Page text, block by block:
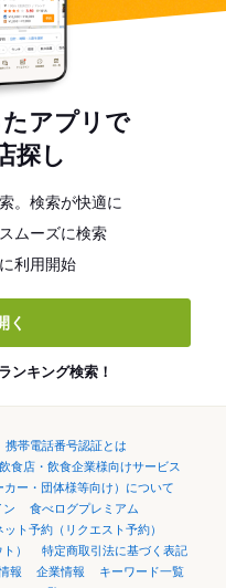
アプリで
探し
。検索が快適に
ムーズに検索
利用開始
く
ンキング検索！
携帯電話番号認証とは
飲食店・飲食企業様向けサービス
カー・団体様等向け）について
ン
食べログプレミアム
ット予約（リクエスト予約）
）
特定商取引法に基づく表記
報 企業情報
キーワード一覧